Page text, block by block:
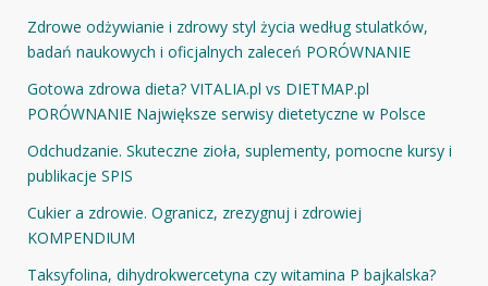
Zdrowe odżywianie i zdrowy styl życia według stulatków,
badań naukowych i oficjalnych zaleceń PORÓWNANIE
Gotowa zdrowa dieta? VITALIA.pl vs DIETMAP.pl
PORÓWNANIE Największe serwisy dietetyczne w Polsce
Odchudzanie. Skuteczne zioła, suplementy, pomocne kursy i
publikacje SPIS
Cukier a zdrowie. Ogranicz, zrezygnuj i zdrowiej
KOMPENDIUM
Taksyfolina, dihydrokwercetyna czy witamina P bajkalska?